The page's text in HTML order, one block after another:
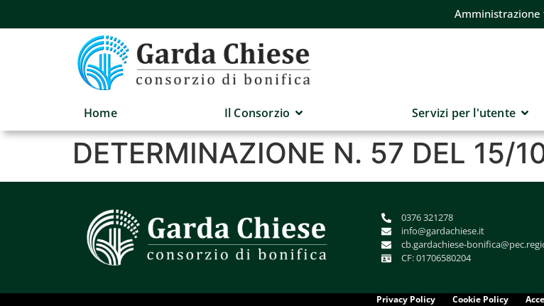
Home Il Consorzio Servizi per l'utente
DETERMINAZIONE N. 57 DEL 15/
0376 321278
info@gardachiese.it
cb.gardachiese-
CF: 01706580204
Privacy Policy Cookie Policy